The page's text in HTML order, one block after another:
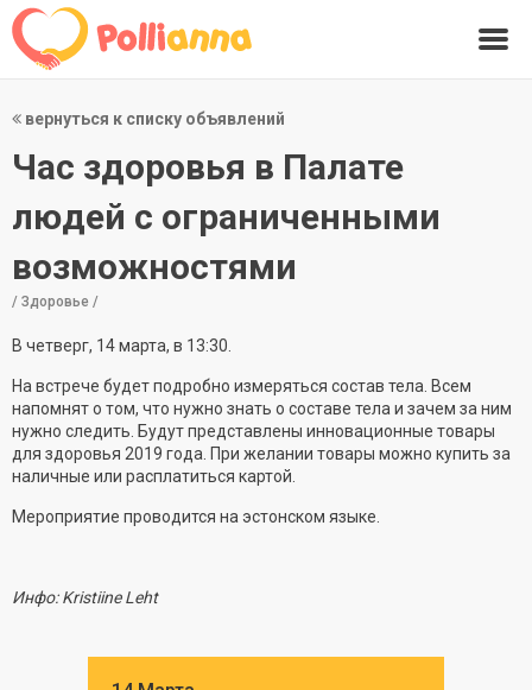
вернуться к списку объявлений
Час здоровья в Палате
людей с ограниченными
возможностями
/ Здоровье /
В четверг, 14 марта, в 13:30.
На встрече будет подробно измеряться состав тела. Всем
напомнят о том, что нужно знать о составе тела и зачем за ним
нужно следить. Будут представлены инновационные товары
для здоровья 2019 года. При желании товары можно купить за
наличные или расплатиться картой.
Мероприятие проводится на эстонском языке.
Инфо: Kristiine Leht